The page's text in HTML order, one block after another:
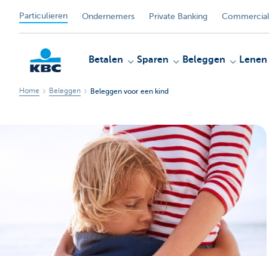
Particulieren Ondernemers Private Banking
Betalen Sparen Beleggen Lenen
Home Beleggen Beleggen voor een kind